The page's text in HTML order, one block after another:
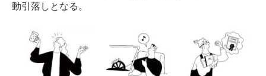
動引落しとなる。